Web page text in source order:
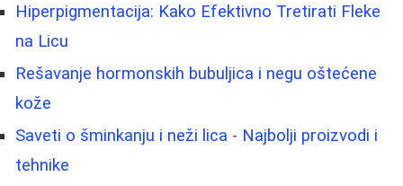
Hiperpigmentacija: Kako Efektivno Tretirati Fleke
na Licu
Rešavanje hormonskih bubuljica i negu oštećene
kože
Saveti o šminkanju i neži lica - Najbolji proizvodi i
tehnike